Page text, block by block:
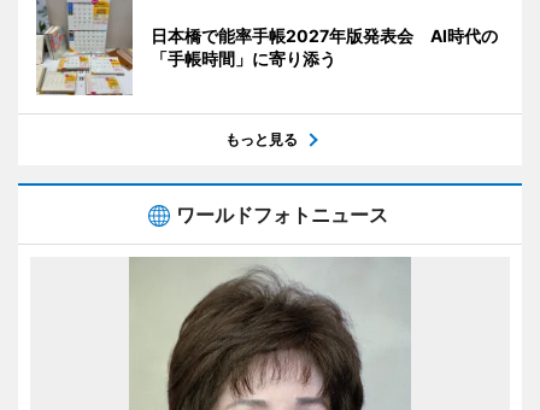
日本橋で能率手帳2027年版発表会 AI時代の
「手帳時間」に寄り添う
もっと見る
ワールドフォトニュース